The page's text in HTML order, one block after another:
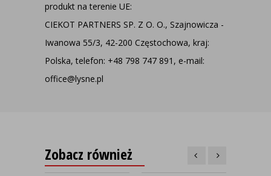
produkt na terenie UE:
CIEKOT PARTNERS SP. Z O. O., Szajnowicza -
Iwanowa 55/3, 42-200 Częstochowa, kraj:
Polska, telefon: +48 798 747 891, e-mail:
office@lysne.pl
Zobacz również